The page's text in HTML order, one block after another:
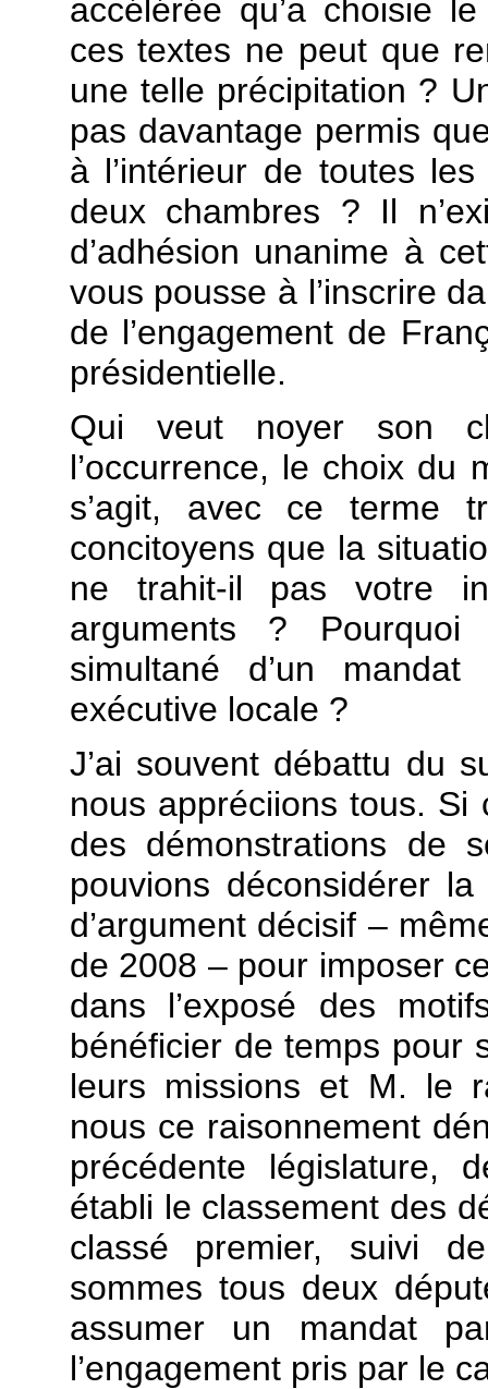
accélérée qu’a choisie
ces textes ne peut que
une telle précipitation ?
pas davantage permis
à l’intérieur de toutes
deux chambres ? Il
d’adhésion unanime à
vous pousse à l’inscrire
de l’engagement de
présidentielle.
Qui veut noyer son
l’occurrence, le choix du
s’agit, avec ce terme
concitoyens que la
ne trahit-il pas votre
arguments ?
simultané d’un
exécutive locale ?
J’ai souvent débattu du
nous appréciions tous. Si
des démonstrations de
pouvions déconsidérer
d’argument décisif –
de 2008 – pour imposer
dans l’exposé des
bénéficier de temps pour
leurs missions et M. le
nous ce raisonnement
précédente législature,
établi le classement des
classé premier, suivi
sommes tous deux
assumer un mandat
l’engagement pris par le